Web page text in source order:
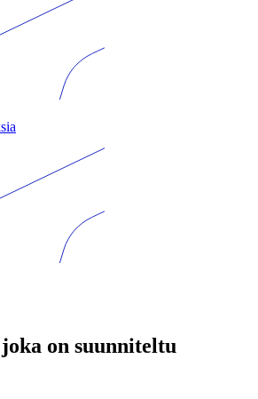
on suunniteltu